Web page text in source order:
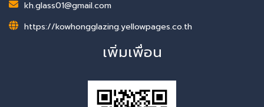
kh.glass01@gmail.com
https://kowhongglazing.yellowpages.co.th
เพิ่มเพื่อน